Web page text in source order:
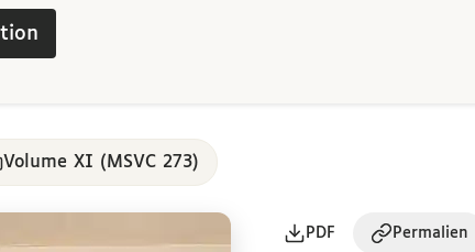
Volume XI (MSVC 273)
PDF Permalien